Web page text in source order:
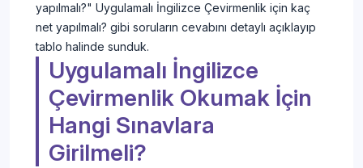
yapılmalı?" Uygulamalı İngilizce Çevirmenlik için kaç
net yapılmalı? gibi soruların cevabını detaylı açıklayıp
tablo halinde sunduk.
Uygulamalı İngilizce
Çevirmenlik Okumak İçin
Hangi Sınavlara
Girilmeli?